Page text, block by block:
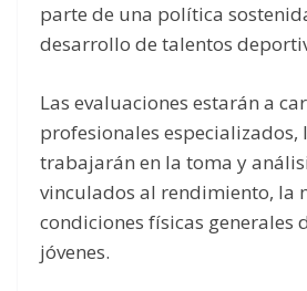
parte de una política
desarrollo de talentos
Las evaluaciones estarán a
profesionales especializados,
trabajarán en la toma y
vinculados al rendimiento, la
condiciones físicas generales
jóvenes.